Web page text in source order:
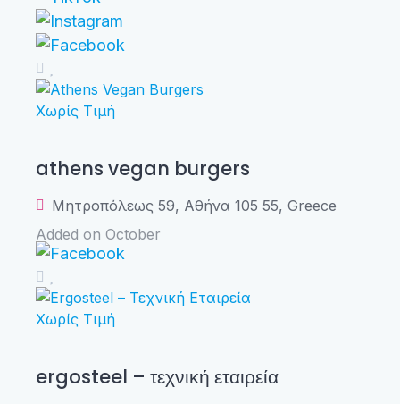
Χωρίς Τιμή
athens vegan burgers
Μητροπόλεως 59, Αθήνα 105 55, Greece
Added on October
Χωρίς Τιμή
ergosteel – τεχνική εταιρεία